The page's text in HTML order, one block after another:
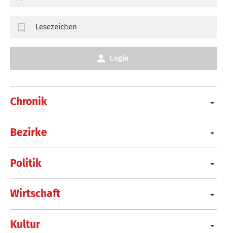
Chronik
Bezirke
Politik
Wirtschaft
Kultur
Lesezeichen
Login